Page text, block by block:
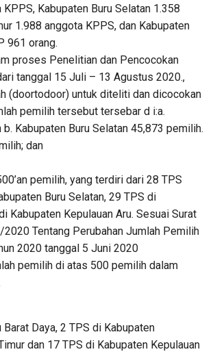
Kabupaten Buru Selatan 1.358
1.988 anggota KPPS, dan Kabupaten
961 orang.
proses Penelitian dan Pencocokan
tanggal 15 Juli – 13 Agustus 2020.,
(doortodoor) untuk diteliti dan dicocokan
pemilih tersebut tersebar d i:a.
Kabupaten Buru Selatan 45,873 pemilih.
dan
pemilih, yang terdiri dari 28 TPS
Buru Selatan, 29 TPS di
Kabupaten Kepulauan Aru. Sesuai Surat
Tentang Perubahan Jumlah Pemilih
2020 tanggal 5 Juni 2020
pemilih di atas 500 pemilih dalam
Daya, 2 TPS di Kabupaten
dan 17 TPS di Kabupaten Kepulauan